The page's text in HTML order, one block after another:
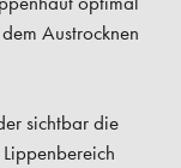
Austrocknen
sichtbar die